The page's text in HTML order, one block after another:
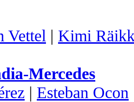
Vettel | Kimi
Mercedes
| Esteban Ocon